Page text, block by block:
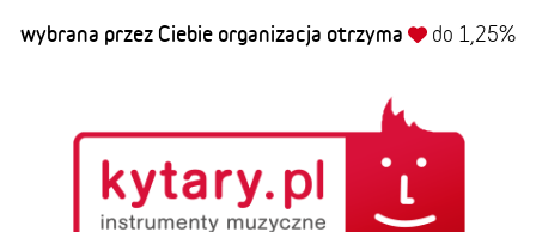
wybrana przez Ciebie organizacja otrzyma do 1,25%